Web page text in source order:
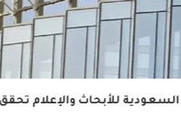
للأبحاث والإعلام تحقق 34.8 مليون ريال...